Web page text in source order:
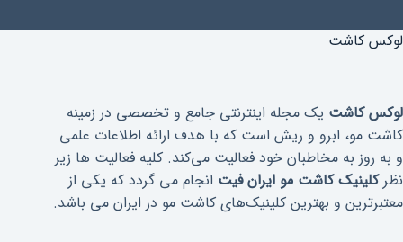
لوکس کاشت
لوکس کاشت یک مجله اینترنتی جامع و تخصصی در زمینه
کاشت مو، ابرو و ریش است که با هدف ارائه اطلاعات علمی
و به روز به مخاطبان خود فعالیت می‌کند. کلیه فعالیت ها زیر
نظرکلینیک کاشت مو ایران فیت انجام می گردد که یکی از
معتبرترین و بهترین کلینیک‌های کاشت مو در ایران می باشد.